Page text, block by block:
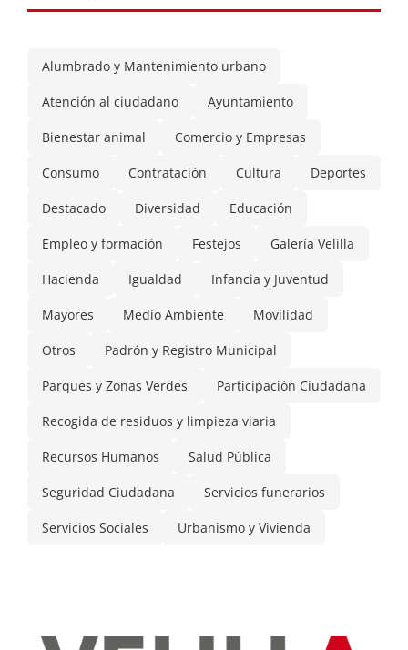
Alumbrado y Mantenimiento urbano
Atención al ciudadano Ayuntamiento
Bienestar animal Comercio y Empresas
Consumo Contratación Cultura Deportes
Destacado Diversidad Educación
Empleo y formación Festejos Galería Velilla
Hacienda Igualdad Infancia y Juventud
Mayores Medio Ambiente Movilidad
Otros Padrón y Registro Municipal
Parques y Zonas Verdes Participación Ciudadana
Recogida de residuos y limpieza viaria
Recursos Humanos Salud Pública
Seguridad Ciudadana Servicios funerarios
Servicios Sociales Urbanismo y Vivienda